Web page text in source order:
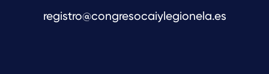
registro@congresocaiylegionela.es